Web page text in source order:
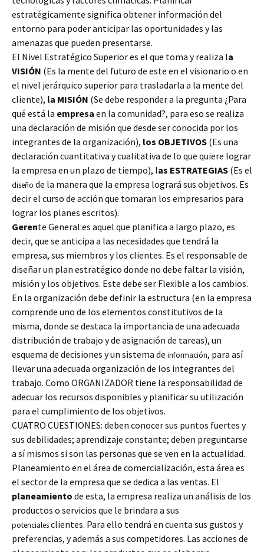
estratégicamente significa obtener información del
entorno para poder anticipar las oportunidades y las
amenazas que pueden presentarse.
El Nivel Estratégico Superior es el que toma y realiza la
VISIÓN (Es la mente del futuro de este en el visionario o en
el nivel jerárquico superior para trasladarla a la mente del
cliente), la MISIÓN (Se debe responder a la pregunta ¿Para
qué está la empresa en la comunidad?, para eso se realiza
una declaración de misión que desde ser conocida por los
integrantes de la organización), los OBJETIVOS (Es una
declaración cuantitativa y cualitativa de lo que quiere lograr
la empresa en un plazo de tiempo), las ESTRATEGIAS (Es el
diseño de la manera que la empresa logrará sus objetivos. Es
decir el curso de acción que tomaran los empresarios para
lograr los planes escritos).
Gerente General:es aquel que planifica a largo plazo, es
decir, que se anticipa a las necesidades que tendrá la
empresa, sus miembros y los clientes. Es el responsable de
diseñar un plan estratégico donde no debe faltar la visión,
misión y los objetivos. Este debe ser Flexible a los cambios.
En la organización debe definir la estructura (en la empresa
comprende uno de los elementos constitutivos de la
misma, donde se destaca la importancia de una adecuada
distribución de trabajo y de asignación de tareas), un
esquema de decisiones y un sistema de información, para así
llevar una adecuada organización de los integrantes del
trabajo. Como ORGANIZADOR tiene la responsabilidad de
adecuar los recursos disponibles y planificar su utilización
para el cumplimiento de los objetivos.
CUATRO CUESTIONES: deben conocer sus puntos fuertes y
sus debilidades; aprendizaje constante; deben preguntarse
a sí mismos si son las personas que se ven en la actualidad.
Planeamiento en el área de comercialización, esta área es
el sector de la empresa que se dedica a las ventas. El
planeamiento de esta, la empresa realiza un análisis de los
productos o servicios que le brindara a sus
potencialesclientes. Para ello tendrá en cuenta sus gustos y
preferencias, y además a sus competidores. Las acciones de